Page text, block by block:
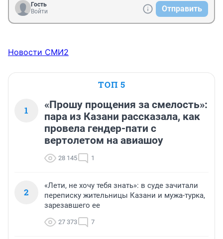
Гость
Войти
Отправить
Новости СМИ2
ТОП 5
1
«Прошу прощения за смелость»:
пара из Казани рассказала, как
провела гендер-пати с
вертолетом на авиашоу
28 145 1
2
«Лети, не хочу тебя знать»: в суде зачитали
переписку жительницы Казани и мужа-турка,
зарезавшего ее
27 373 7